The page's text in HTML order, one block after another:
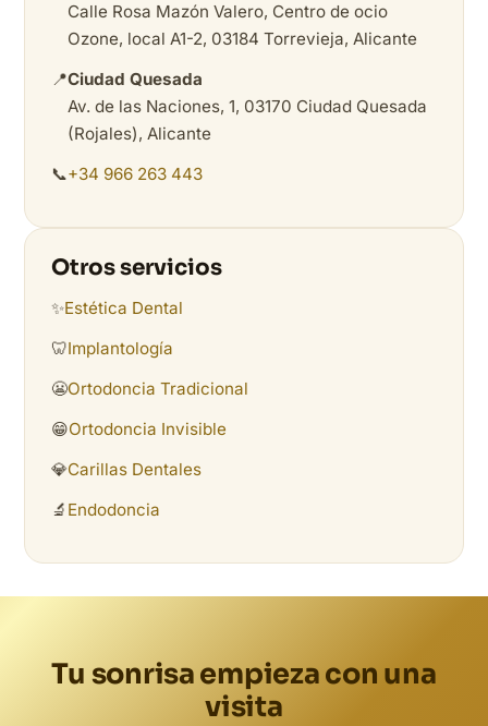
Calle Rosa Mazón Valero, Centro de ocio
Ozone, local A1-2, 03184 Torrevieja, Alicante
📍Ciudad Quesada
Av. de las Naciones, 1, 03170 Ciudad Quesada
(Rojales), Alicante
📞+34 966 263 443
Otros servicios
✨Estética Dental
🦷Implantología
😬Ortodoncia Tradicional
😁Ortodoncia Invisible
💎Carillas Dentales
🔬 Endodoncia
Tu sonrisa empieza con una
visita